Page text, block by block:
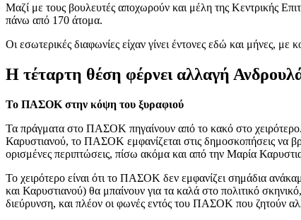
Μαζί με τους βουλευτές αποχωρούν και μέλη της Κεντρικής
πάνω από 170 άτομα.
Οι εσωτερικές διαφωνίες είχαν γίνει έντονες εδώ και μήνες,
Η τέταρτη θέση φέρνει αλλαγή
Το ΠΑΣΟΚ στην κόψη του ξυραφιού
Τα πράγματα στο ΠΑΣΟΚ πηγαίνουν από το κακό στο
Καρυστιανού, το ΠΑΣΟΚ εμφανίζεται στις δημοσκοπήσεις να
ορισμένες περιπτώσεις, πίσω ακόμα και από την Μαρία
Το χειρότερο είναι ότι το ΠΑΣΟΚ δεν εμφανίζει σημάδια
και Καρυστιανού) θα μπαίνουν για τα καλά στο πολιτικό
διεύρυνση, και πλέον οι φωνές εντός του ΠΑΣΟΚ που ζητούν